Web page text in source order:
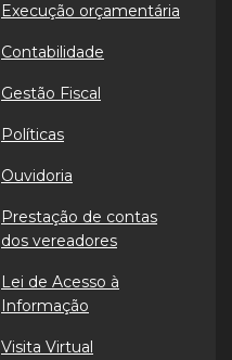
Execução orçamentária
Contabilidade
Gestão Fiscal
Políticas
Ouvidoria
Prestação de contas
dos vereadores
Lei de Acesso à
Informação
Visita Virtual